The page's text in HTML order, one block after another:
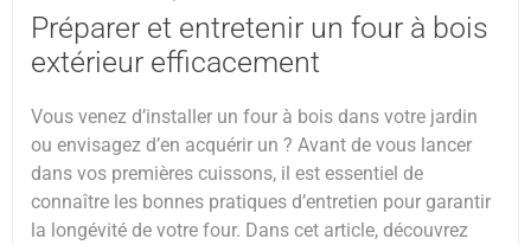
Préparer et entretenir un four à bois
extérieur efficacement
Vous venez d’installer un four à bois dans votre jardin
ou envisagez d’en acquérir un ? Avant de vous lancer
dans vos premières cuissons, il est essentiel de
connaître les bonnes pratiques d’entretien pour garantir
la longévité de votre four. Dans cet article, découvrez